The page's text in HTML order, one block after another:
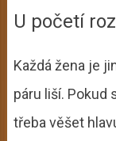
U početí
Každá žena je
páru liší. Pokud
třeba věšet